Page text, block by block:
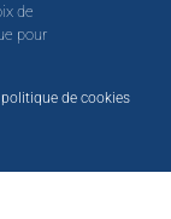
de
pour
politique de cookies